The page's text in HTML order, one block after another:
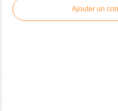
Ajouter un